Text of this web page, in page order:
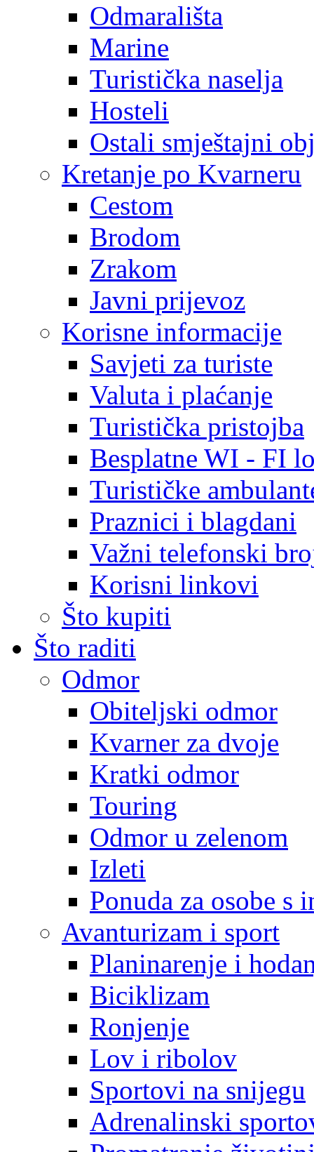
Odmarališta
Marine
Turistička naselja
Hosteli
Ostali smještajni
Kretanje po Kvarneru
Cestom
Brodom
Zrakom
Javni prijevoz
Korisne informacije
Savjeti za turiste
Valuta i plaćanje
Turistička pristojba
Besplatne WI - FI
Turističke
Praznici i blagdani
Važni telefonski
Korisni linkovi
Što kupiti
Što raditi
Odmor
Obiteljski odmor
Kvarner za dvoje
Kratki odmor
Touring
Odmor u zelenom
Izleti
Ponuda za osobe s
Avanturizam i sport
Planinarenje i
Biciklizam
Ronjenje
Lov i ribolov
Sportovi na snijegu
Adrenalinski